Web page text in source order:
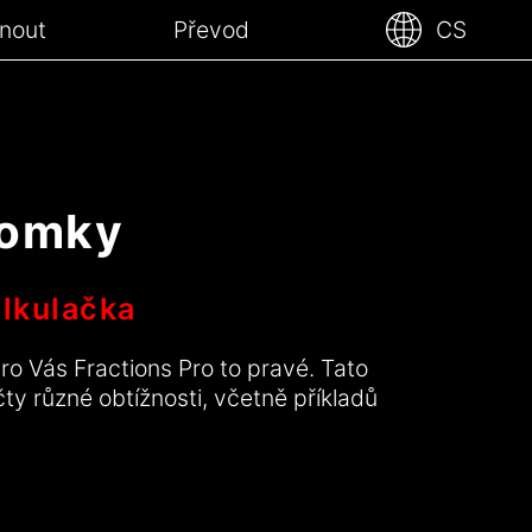
CS
Převod
Vás Fractions Pro to pravé. Tato
různé obtížnosti, včetně příkladů